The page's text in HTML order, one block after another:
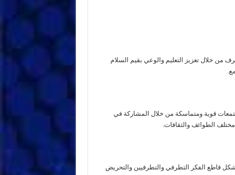
من خلال تعزيز التعليم والوعي بقيم السلام
قوية ومتماسكة من خلال المشاركة في
مختلف الطوائف والثقافات.
قاطع الفكر التطرفي والتطرفيين والتحريض